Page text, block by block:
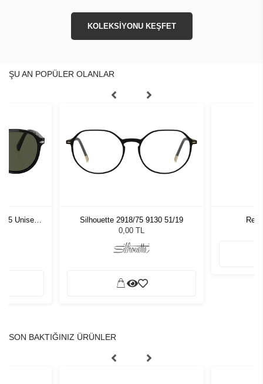
KOLEKSİYONU KEŞFET
ŞU AN POPÜLER OLANLAR
55 Unisex
Silhouette 2918/75 9130 51/19
0,00 TL
SON BAKTIĞINIZ ÜRÜNLER